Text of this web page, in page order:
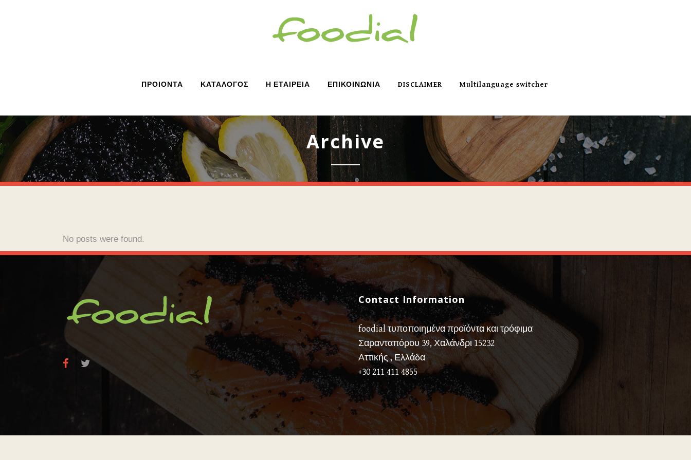
ΠΡΟΙΟΝΤΑ ΚΑΤΑΛΟΓΟΣ Η ΕΤΑΙΡΕΙΑ ΕΠΙΚΟΙΝΩΝΙΑ DISCLAIMER Multilanguage switcher
Archive
No posts were found.
Contact Information
foodial τυποποιημένα προϊόντα και τρόφιμα
Σαρανταπόρου 39, Χαλάνδρι 15232
Αττικής , Ελλάδα
+30 211 411 4855